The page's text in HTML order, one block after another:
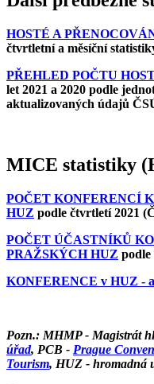
HOSTÉ A
čtvrtletní a měsíční
PŘEHLED POČTU
let 2021 a 2020 podle
aktualizovaných údajů
MICE statistiky
POČET KONFERENCÍ
HUZ podle čtvrtletí 2021
POČET ÚČASTNÍKŮ
PRAŽSKÝCH HUZ podle
KONFERENCE v HUZ -
Pozn.: MHMP - Magistrát
úřad, PCB - Prague
Tourism, HUZ - hromadná